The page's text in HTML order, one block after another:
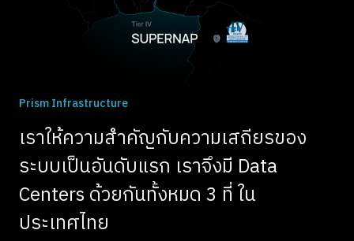
Prism Infrastructure
เราให้ความสำคัญกับความเสถียรของ
ระบบเป็นอันดับแรก เราจึงมี Data
Centers ด้วยกันทั้งหมด 3 ที่ ใน
ประเทศไทย